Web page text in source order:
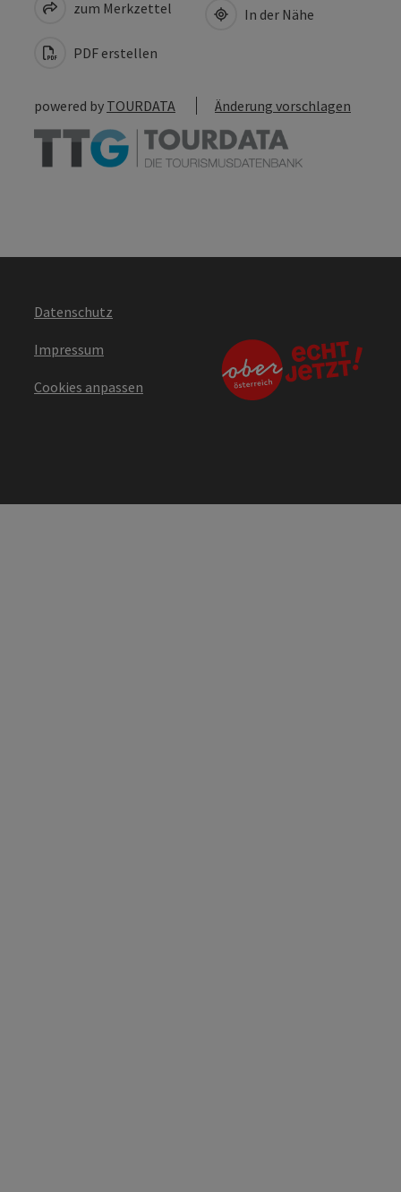
zum Merkzettel
PDF erstellen
In der Nähe
powered by TOURDATA Änderung vorschlagen
Datenschutz
Impressum
Cookies anpassen